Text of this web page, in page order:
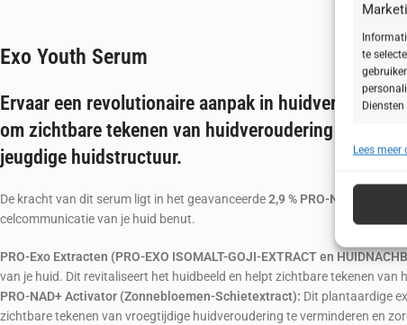
te
Zorg
fouten
Lees meer
Exo Youth Serum
Ervaar een revolutionaire aanpak in huidverjonging
om zichtbare tekenen van huidveroudering te
jeugdige huidstructuur.
De kracht van dit serum ligt in het geavanceerde2,9 % PRO-NAD+ MGF
celcommunicatie van je huid benut.
PRO-Exo Extracten (PRO-EXO ISOMALT-GOJI-EXTRACT en
van je huid. Dit revitaliseert het huidbeeld en helpt zichtbare tekenen
PRO-NAD+ Activator (Zonnebloemen-Schietextract): Dit plantaardige
zichtbare tekenen van vroegtijdige huidveroudering te verminderen en